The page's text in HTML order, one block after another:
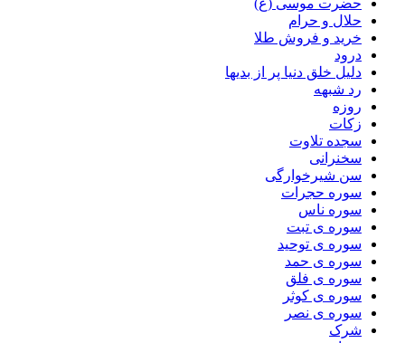
حلال و حرام
خرید و فروش طلا
درود
دلیل خلق دنیا پر از بدیها
رد شبهه
روزه
زکات
سجده تلاوت
سخنرانی
سن شیرخوارگی
سوره حجرات
سوره ناس
سوره ی تبت
سوره ی توحید
سوره ی حمد
سوره ی فلق
سوره ی کوثر
سوره ی نصر
شرک